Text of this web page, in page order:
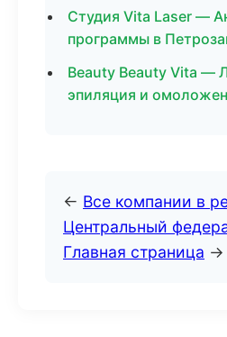
Студия Vita Laser —
программы в
Beauty Beauty Vita —
эпиляция и
← Все компании в
Центральный
Главная страница →